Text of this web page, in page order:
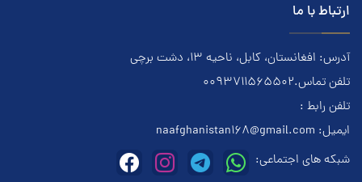
ارتباط با ما
آدرس: افغانستان، کابل، ناحیه ۱۳، دشت برچی
تلفن تماس.0093711565502
تلفن رابط :
ایمیل: naafghanistan168@gmail.com
شبکه های اجتماعی: